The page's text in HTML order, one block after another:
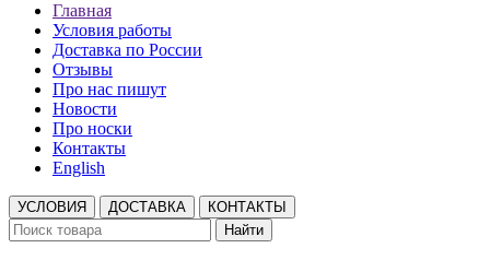
Главная
Условия работы
Доставка по России
Отзывы
Про нас пишут
Новости
Про носки
Контакты
English
УСЛОВИЯ ДОСТАВКА
КОНТАКТЫ
Найти